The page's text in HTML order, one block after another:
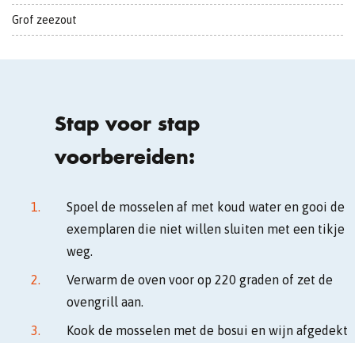
Grof zeezout
Stap voor stap
voorbereiden:
Spoel de mosselen af met koud water en gooi de
exemplaren die niet willen sluiten met een tikje
weg.
Verwarm de oven voor op 220 graden of zet de
ovengrill aan.
Kook de mosselen met de bosui en wijn afgedekt